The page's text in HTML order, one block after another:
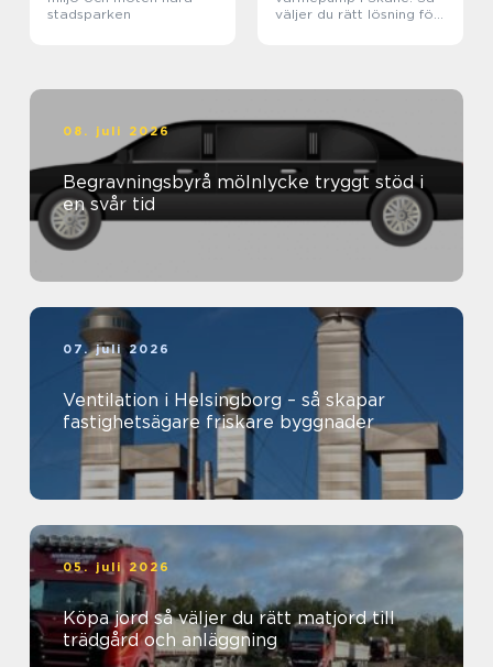
stadsparken
väljer du rätt lösning för
08. juli 2026
Begravningsbyrå mölnlycke tryggt stöd i
en svår tid
07. juli 2026
Ventilation i Helsingborg – så skapar
fastighetsägare friskare byggnader
05. juli 2026
Köpa jord så väljer du rätt matjord till
trädgård och anläggning